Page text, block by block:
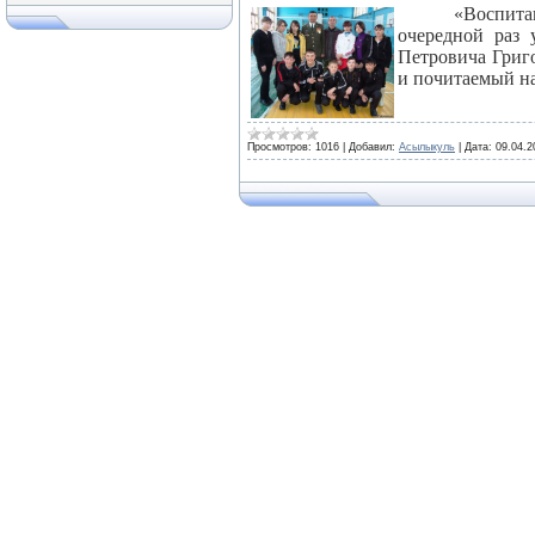
очередной раз
Петровича
и почитаемый
Просмотров: 1016 Добавил: Асылыкуль Дата: